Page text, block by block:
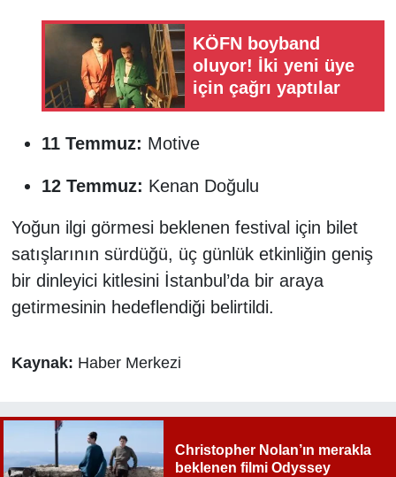
KÖFN boyband
oluyor! İki yeni üye
için çağrı yaptılar
11 Temmuz: Motive
12 Temmuz: Kenan Doğulu
Yoğun ilgi görmesi beklenen festival için bilet
satışlarının sürdüğü, üç günlük etkinliğin geniş
bir dinleyici kitlesini İstanbul’da bir araya
getirmesinin hedeflendiği belirtildi.
Kaynak: Haber Merkezi
Christopher Nolan’ın merakla
beklenen filmi Odyssey